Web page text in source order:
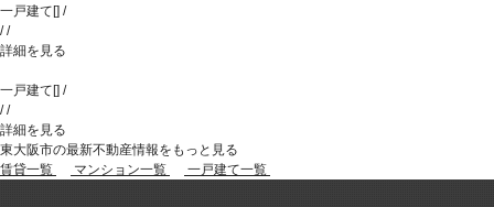
一戸建て[] /
//
詳細を見る
一戸建て[] /
//
詳細を見る
東大阪市の最新不動産情報をもっと見る
賃貸一覧
マンション一覧 一戸建て一覧